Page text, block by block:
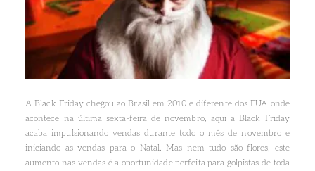
A Black Friday chegou ao Brasil em 2010 e diferente dos EUA onde
acontece na última sexta-feira de novembro, aqui a Black Friday
acaba impulsionando vendas durante todo o mês de novembro e
iniciando as vendas para o Natal. Mas nem tudo são flores, este
aumento nas vendas é a oportunidade perfeita para golpistas de toda